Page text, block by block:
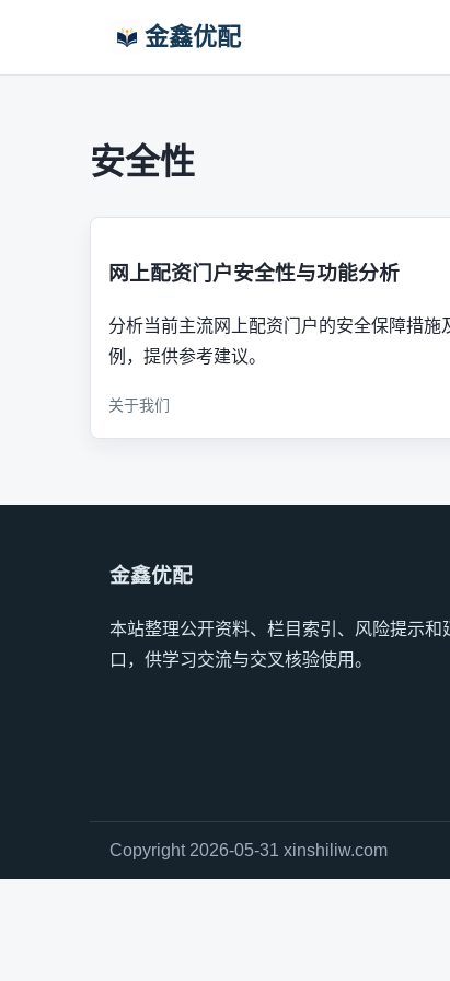
金鑫优配
安全性
网上配资门户安全性与功能分析
分析当前主流网上配资门户的安全保障措
例，提供参考建议。
关于我们
金鑫优配
本站整理公开资料、栏目索引、风险提示和
口，供学习交流与交叉核验使用。
Copyright 2026-05-31 xinshiliw.com